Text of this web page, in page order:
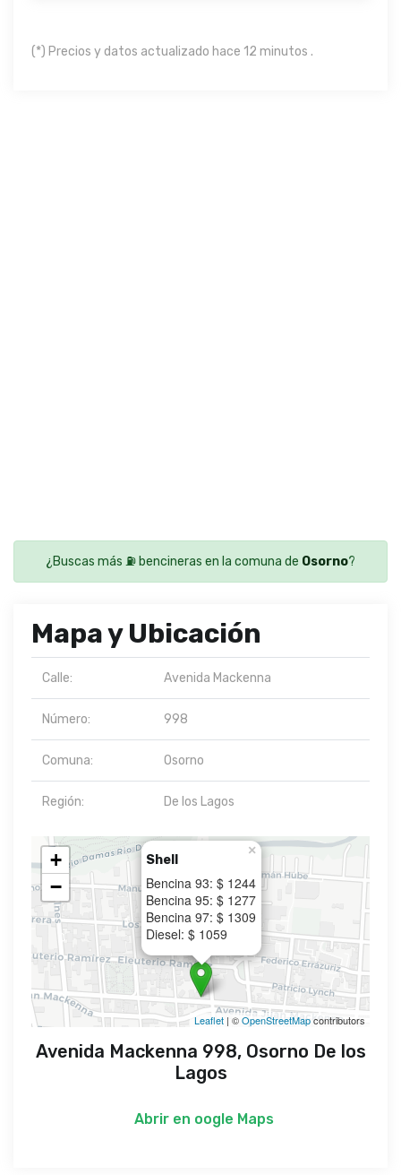
(*) Precios y datos actualizado hace 12 minutos .
¿Buscas más ⛽ bencineras en la comuna de Osorno?
Mapa y Ubicación
Calle: Avenida Mackenna
Número: 998
Comuna: Osorno
Región: De los Lagos
Shell
Bencina 93: $ 1244
Bencina 95: $ 1277
Bencina 97: $ 1309
Diesel: $ 1059
×
+
−
Leaflet | ©OpenStreetMapcontributors
Avenida Mackenna 998, Osorno De los
Lagos
Abrir en oogle Maps